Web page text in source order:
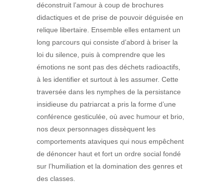
déconstruit l’amour à coup de brochures
didactiques et de prise de pouvoir déguisée en
relique libertaire. Ensemble elles entament un
long parcours qui consiste d’abord à briser la
loi du silence, puis à comprendre que les
émotions ne sont pas des déchets radioactifs,
à les identifier et surtout à les assumer. Cette
traversée dans les nymphes de la persistance
insidieuse du patriarcat a pris la forme d’une
conférence gesticulée, où avec humour et brio,
nos deux personnages dissèquent les
comportements ataviques qui nous empêchent
de dénoncer haut et fort un ordre social fondé
sur l’humiliation et la domination des genres et
des classes.